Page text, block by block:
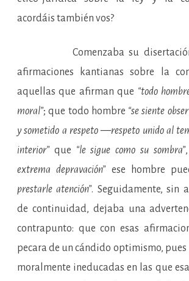
acordáis también vos?
Comenzaba su disertación
afirmaciones kantianas sobre la
aquellas que afirman que “todo
moral”; que todo hombre “se siente
y sometido a respeto —respeto unido al
interior”que “le sigue como su sombra”
extrema depravación” ese hombre
prestarle atención”. Seguidamente, sin
de continuidad, dejaba una
contrapunto: que con esas
pecara de un cándido optimismo, pues
moralmente ineducadas en las que